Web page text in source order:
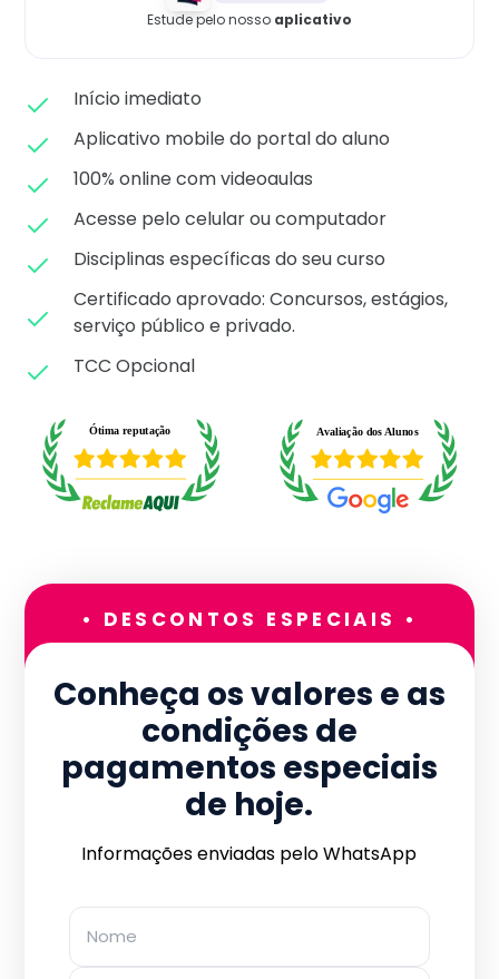
Estude pelo nosso aplicativo
Início imediato
Aplicativo mobile do portal do aluno
100% online com videoaulas
Acesse pelo celular ou computador
Disciplinas específicas do seu curso
Certificado aprovado: Concursos, estágios,
serviço público e privado.
TCC Opcional
• DESCONTOS ESPECIAIS •
Conheça os valores e as
condições de
pagamentos especiais
de hoje.
Informações enviadas pelo WhatsApp